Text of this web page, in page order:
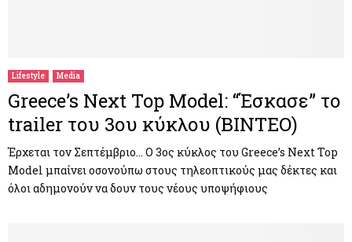
Lifestyle Media
Greece’s Next Top Model: “Έσκασε” το
trailer του 3ου κύκλου (BINTEO)
Έρχεται τον Σεπτέμβριο… Ο 3ος κύκλος του Greece’s Next Top
Model μπαίνει οσονούπω στους τηλεοπτικούς μας δέκτες και
όλοι αδημονούν να δουν τους νέους υποψήφιους